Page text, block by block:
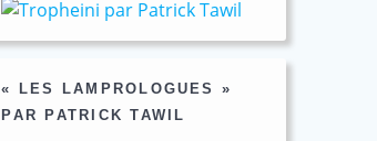
« LES LAMPROLOGUES »
PAR PATRICK TAWIL